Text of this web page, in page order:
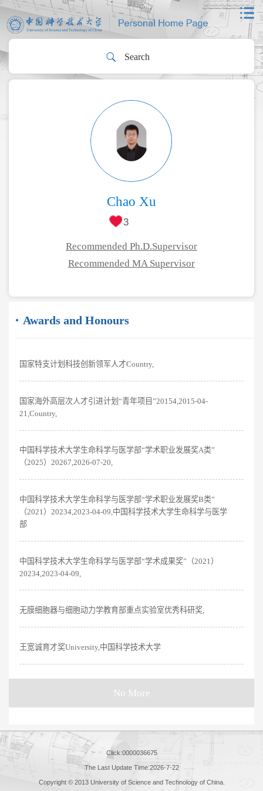
Chao Xu
3
Recommended Ph.D.Supervisor
Recommended MA Supervisor
Awards and Honours
国家特支计划科技创新领军人才Country,
国家海外高层次人才引进计划“青年项目”20154,2015-04-
21,Country,
中国科学技术大学生命科学与医学部“学术职业发展奖A类”
（2025）20267,2026-07-20,
中国科学技术大学生命科学与医学部“学术职业发展奖B类”
（2021）20234,2023-04-09,中国科学技术大学生命科学与医学
部
中国科学技术大学生命科学与医学部“学术成果奖”（2021）
20234,2023-04-09,
无膜细胞器与细胞动力学教育部重点实验室优秀科研奖,
王宽诚育才奖University,中国科学技术大学
No More
Click:0000036675
The Last Update Time:2026-7-22
Copyright © 2013 University of Science and Technology of China.